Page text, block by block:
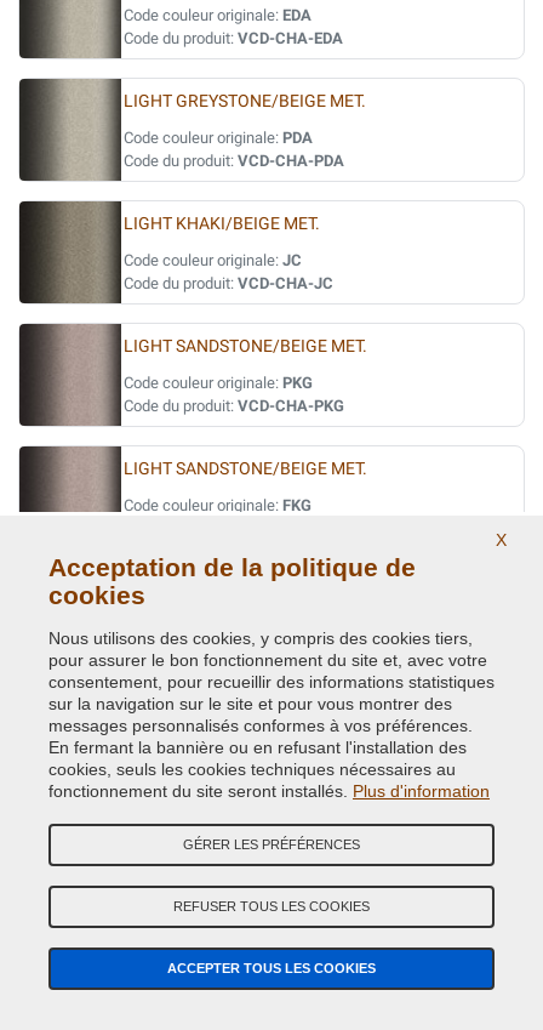
Code couleur originale: EDA
Code du produit: VCD-CHA-EDA
LIGHT GREYSTONE/BEIGE MET.
Code couleur originale: PDA
Code du produit: VCD-CHA-PDA
LIGHT KHAKI/BEIGE MET.
Code couleur originale: JC
Code du produit: VCD-CHA-JC
LIGHT SANDSTONE/BEIGE MET.
Code couleur originale: PKG
Code du produit: VCD-CHA-PKG
LIGHT SANDSTONE/BEIGE MET.
Code couleur originale: FKG
LIMITED BRIGHT SILVER MET (WHEEL)
Code couleur originale:
Code du produit: VCD-CHA-TAE
LIQUID CHARCOAL/GREY MET.
Code couleur originale:HAV
Code du produit:VCD-CHA-HAV
LT.DRIFT.SATIN GLOW MET.(VEDI CHA FK)
LT.KHAKI/BEIGE MET.
Code couleur originale:PJC
X
Acceptation de la politique de
cookies
Nous utilisons des cookies, y compris des cookies tiers,
pour assurer le bon fonctionnement du site et, avec votre
consentement, pour recueillir des informations statistiques
sur la navigation sur le site et pour vous montrer des
messages personnalisés conformes à vos préférences.
En fermant la bannière ou en refusant l'installation des
cookies, seuls les cookies techniques nécessaires au
fonctionnement du site seront installés. Plus d'information
GÉRER LES PRÉFÉRENCES
REFUSER TOUS LES COOKIES
ACCEPTER TOUS LES COOKIES